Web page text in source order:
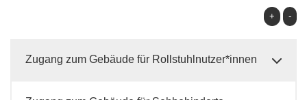
+ -
Zugang zum Gebäude für Rollstuhlnutzer*innen